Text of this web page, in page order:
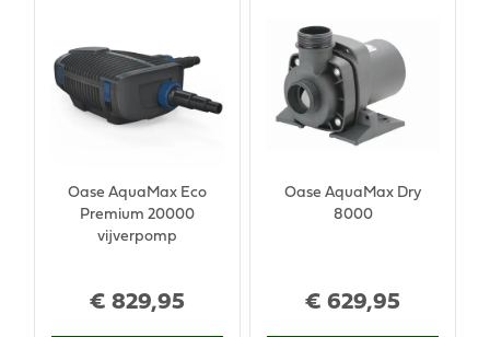
€ 829,95
Oase AquaMax Eco
Premium 20000
vijverpomp
€ 629,95
Oase AquaMax Dry
8000